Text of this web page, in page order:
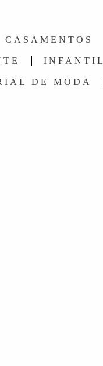
CASAMENTOS
INFANTIL
DE MODA